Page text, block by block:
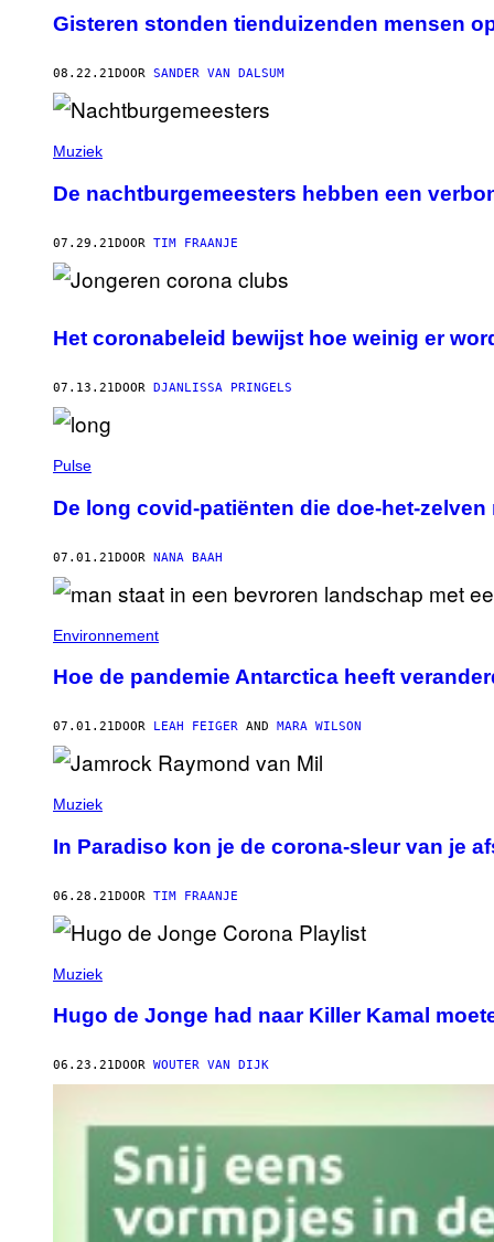
Gisteren stonden tienduizenden mensen
08.22.21DOOR SANDER VAN DALSUM
Muziek
De nachtburgemeesters hebben een
07.29.21DOOR TIM FRAANJE
Het coronabeleid bewijst hoe weinig er
07.13.21DOOR DJANLISSA PRINGELS
Pulse
De long covid-patiënten die doe-het-zelven
07.01.21DOOR NANA BAAH
Environnement
Hoe de pandemie Antarctica heeft
07.01.21DOOR LEAH FEIGER AND MARA WILSON
Muziek
In Paradiso kon je de corona-sleur van je
06.28.21DOOR TIM FRAANJE
Muziek
Hugo de Jonge had naar Killer Kamal
06.23.21DOOR WOUTER VAN DIJK